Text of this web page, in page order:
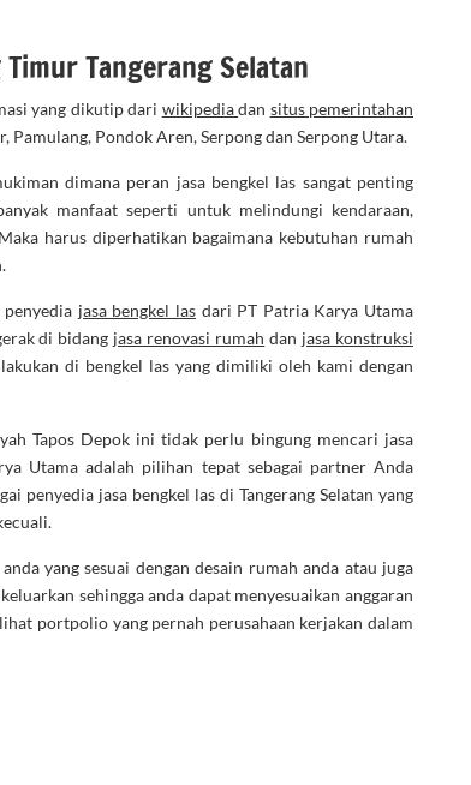
Tangerang Selatan
yang dikutip dari wikipediadan situs pemerintahan
Pondok Aren, Serpong dan Serpong Utara.
dimana peran jasa bengkel las sangat penting
manfaat seperti untuk melindungi kendaraan,
harus diperhatikan bagaimana kebutuhan rumah
jasa bengkel las dari PT Patria Karya Utama
di bidang jasa renovasi rumah dan jasa konstruksi
di bengkel las yang dimiliki oleh kami dengan
Tapos Depok ini tidak perlu bingung mencari jasa
Utama adalah pilihan tepat sebagai partner Anda
penyedia jasa bengkel las di Tangerang Selatan yang
yang sesuai dengan desain rumah anda atau juga
sehingga anda dapat menyesuaikan anggaran
portpolio yang pernah perusahaan kerjakan dalam